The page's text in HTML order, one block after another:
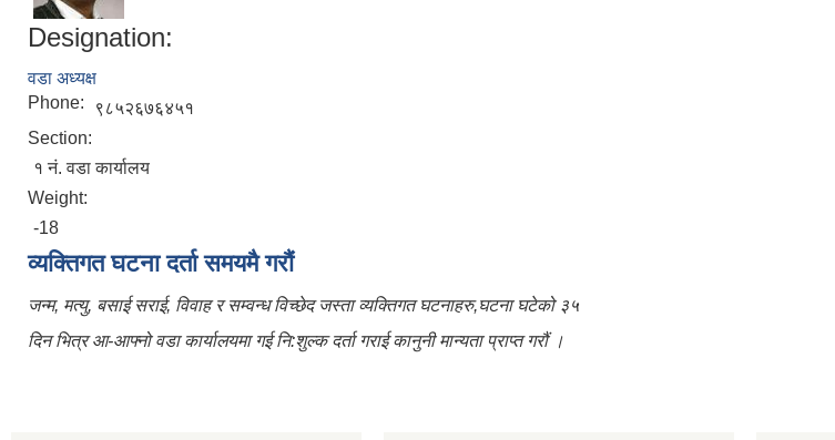
Designation:
वडा अध्यक्ष
Phone:
९८५२६७६४५१
Section:
१ नं. वडा कार्यालय
Weight:
-18
व्यक्तिगत घटना दर्ता समयमै गरौं
जन्म, मत्यु, बसाई सराई, विवाह र सम्वन्ध विच्छेद जस्ता व्यक्तिगत घटनाहरु,घटना घटेको ३५
दिन भित्र आ-आफ्नो वडा कार्यालयमा गई नि:शुल्क दर्ता गराई कानुनी मान्यता प्राप्त गरौं ।